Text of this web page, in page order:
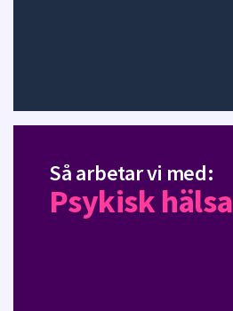
Så arbetar vi med:
Psykisk hälsa